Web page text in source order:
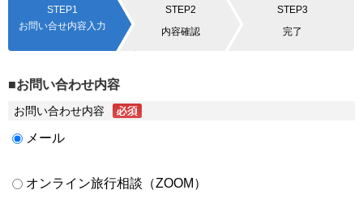
STEP1
お問い合せ内容入力
STEP2
内容確認
STEP3
完了
■お問い合わせ内容
お問い合わせ内容
メール
オンライン旅行相談（ZOOM）